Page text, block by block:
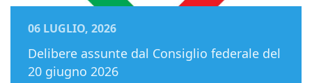
06 LUGLIO, 2026
Delibere assunte dal Consiglio federale del
20 giugno 2026